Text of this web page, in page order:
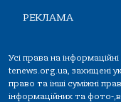
РЕКЛАМА
Усі права на
tenews.org.ua, захищені
право та інші суміжні
інформаційних та фото-